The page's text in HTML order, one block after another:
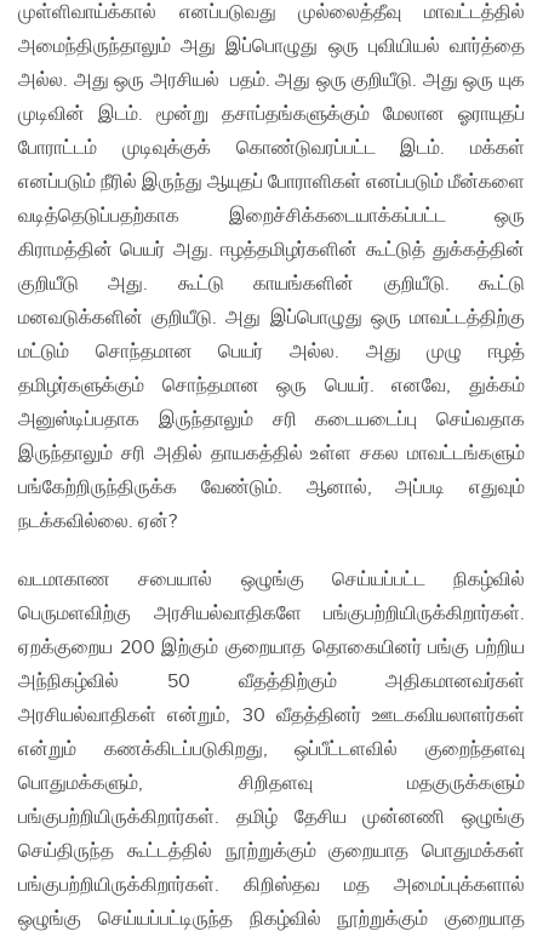
முள்ளிவாய்க்கால் எனப்படுவது முல்லைத்தீவு மாவட்டத்தில்
அமைந்திருந்தாலும் அது இப்பொழுது ஒரு புவியியல் வார்த்தை
அல்ல. அது ஒரு அரசியல் பதம். அது ஒரு குறியீடு. அது ஒரு யுக
முடிவின் இடம். மூன்று தசாப்தங்களுக்கும் மேலான ஓராயுதப்
போராட்டம் முடிவுக்குக் கொண்டுவரப்பட்ட இடம். மக்கள்
எனப்படும் நீரில் இருந்து ஆயுதப் போராளிகள் எனப்படும் மீன்களை
வடித்தெடுப்பதற்காக இறைச்சிக்கடையாக்கப்பட்ட ஒரு
கிராமத்தின் பெயர் அது. ஈழத்தமிழர்களின் கூட்டுத் துக்கத்தின்
குறியீடு அது. கூட்டு காயங்களின் குறியீடு. கூட்டு
மனவடுக்களின் குறியீடு. அது இப்பொழுது ஒரு மாவட்டத்திற்கு
மட்டும் சொந்தமான பெயர் அல்ல. அது முழு ஈழத்
தமிழர்களுக்கும் சொந்தமான ஒரு பெயர். எனவே, துக்கம்
அனுஸ்டிப்பதாக இருந்தாலும் சரி கடையடைப்பு செய்வதாக
இருந்தாலும் சரி அதில் தாயகத்தில் உள்ள சகல மாவட்டங்களும்
பங்கேற்றிருந்திருக்க வேண்டும். ஆனால், அப்படி எதுவும்
நடக்கவில்லை. ஏன்?
வடமாகாண சபையால் ஒழுங்கு செய்யப்பட்ட நிகழ்வில்
பெருமளவிற்கு அரசியல்வாதிகளே பங்குபற்றியிருக்கிறார்கள்.
ஏறக்குறைய 200 இற்கும் குறையாத தொகையினர் பங்கு பற்றிய
அந்நிகழ்வில் 50 வீதத்திற்கும் அதிகமானவர்கள்
அரசியல்வாதிகள் என்றும், 30 வீதத்தினர் ஊடகவியலாளர்கள்
என்றும் கணக்கிடப்படுகிறது, ஒப்பீட்டளவில் குறைந்தளவு
பொதுமக்களும், சிறிதளவு மதகுருக்களும்
பங்குபற்றியிருக்கிறார்கள். தமிழ் தேசிய முன்னணி ஒழுங்கு
செய்திருந்த கூட்டத்தில் நூற்றுக்கும் குறையாத பொதுமக்கள்
பங்குபற்றியிருக்கிறார்கள். கிறிஸ்தவ மத அமைப்புக்களால்
ஒழுங்கு செய்யப்பட்டிருந்த நிகழ்வில் நூற்றுக்கும் குறையாத